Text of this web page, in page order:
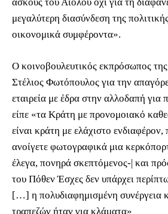
μεγαλύτερη διασύνδεση της
οικονομικά συμφέροντα».
Ο κοινοβουλευτικός εκπρόσωπος της
Στέλιος Φωτόπουλος για την
εταιρεία με έδρα στην αλλοδαπή για
είπε «τα Κράτη με προνομοιακό
είναι κράτη με ελάχιστο ενδιαφέρον,
ανοίγετε φωτογραφικά μια
έλεγα, πονηρά σκεπτόμενος-| και
του Πόθεν Έσχες δεν υπάρχει
[…] η πολυδιαφημισμένη συνέργεια
τραπεζών ήταν για κλάματα»